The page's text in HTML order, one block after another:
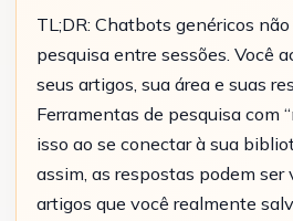
TL;DR: Chatbots genéricos
pesquisa entre sessões. Você
seus artigos, sua área e suas
Ferramentas de pesquisa com
isso ao se conectar à sua
assim, as respostas podem ser
artigos que você realmente